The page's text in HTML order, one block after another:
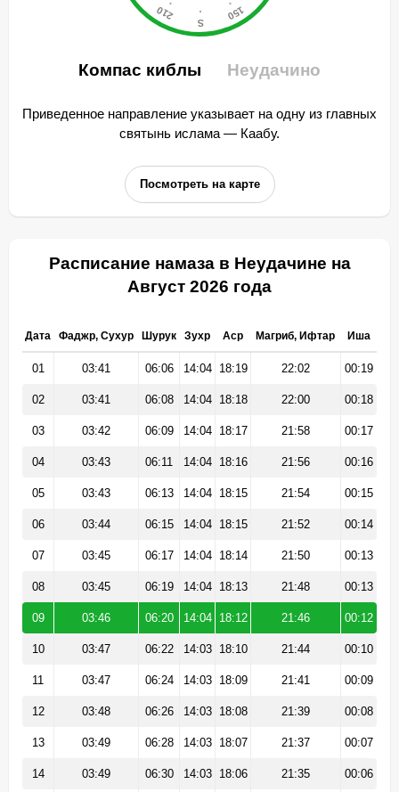
Компас киблы Неудачино
Приведенное направление указывает на одну из главных
святынь ислама — Каабу.
Посмотреть на карте
Расписание намаза в Неудачине на
Август 2026 года
Дата Фаджр, Сухур Шурук Зухр Аср Магриб, Ифтар Иша
01 03:41 06:06 14:04 18:19 22:02 00:19
02 03:41 06:08 14:04 18:18 22:00 00:18
03 03:42 06:09 14:04 18:17 21:58 00:17
04 03:43 06:11 14:04 18:16 21:56 00:16
05 03:43 06:13 14:04 18:15 21:54 00:15
06 03:44 06:15 14:04 18:15 21:52 00:14
07 03:45 06:17 14:04 18:14 21:50 00:13
08 03:45 06:19 14:04 18:13 21:48 00:13
09 03:46 06:20 14:04 18:12 21:46 00:12
10 03:47 06:22 14:03 18:10 21:44 00:10
11 03:47 06:24 14:03 18:09 21:41 00:09
12 03:48 06:26 14:03 18:08 21:39 00:08
13 03:49 06:28 14:03 18:07 21:37 00:07
14 03:49 06:30 14:03 18:06 21:35 00:06